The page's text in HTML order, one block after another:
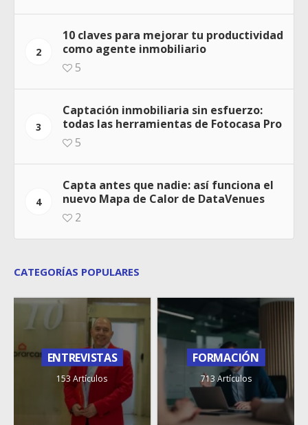
2
10 claves para mejorar tu productividad
como agente inmobiliario
5
3
Captación inmobiliaria sin esfuerzo:
todas las herramientas de Fotocasa Pro
5
4
Capta antes que nadie: así funciona el
nuevo Mapa de Calor de DataVenues
2
CATEGORÍAS POPULARES
ENTREVISTAS
153 Artículos
FORMACIÓN
713 Artículos